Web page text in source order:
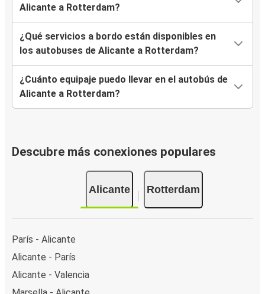
Alicante a Rotterdam?
¿Qué servicios a bordo están disponibles en
los autobuses de Alicante a Rotterdam?
¿Cuánto equipaje puedo llevar en el autobús de
Alicante a Rotterdam?
Descubre más conexiones populares
Alicante Rotterdam
París - Alicante
Alicante - París
Alicante - Valencia